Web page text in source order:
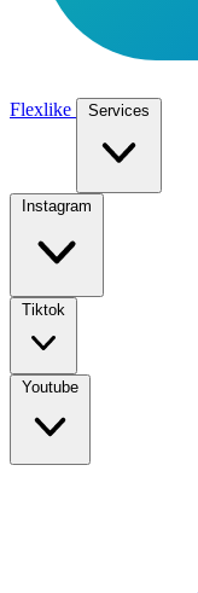
Flexlike Services
Instagram
Tiktok
Youtube